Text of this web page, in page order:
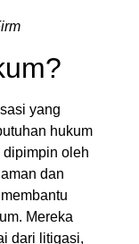
yang
hukum
dipimpin oleh
dan
Mereka
dari litigasi,